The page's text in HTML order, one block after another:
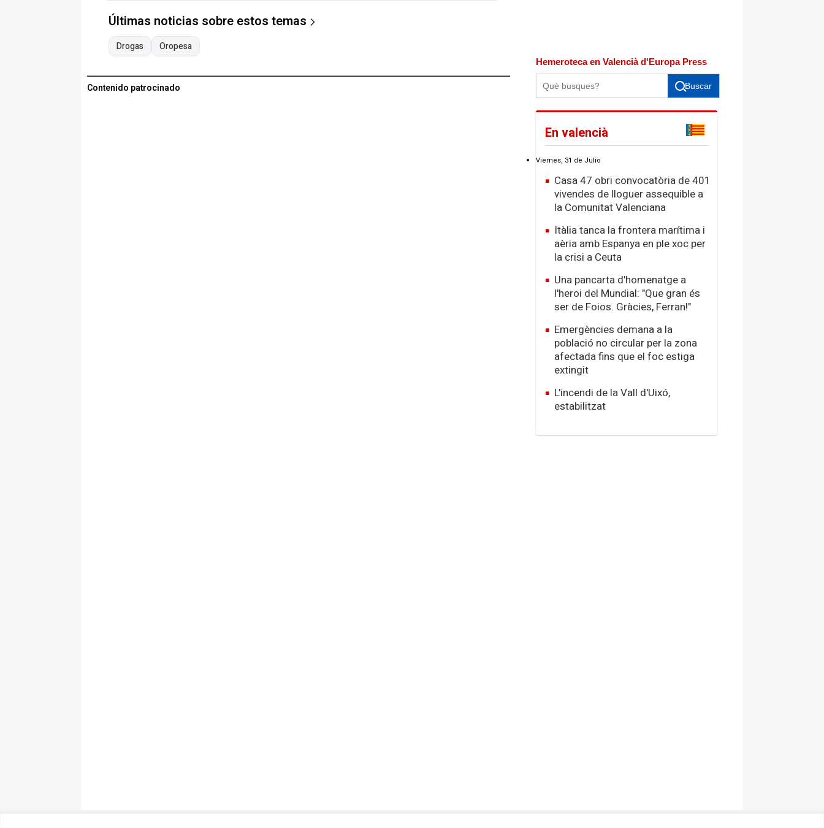
Últimas noticias sobre estos temas
Drogas Oropesa
Contenido patrocinado
Hemeroteca en Valencià d'Europa Press
Buscar
En valencià
Viernes, 31 de Julio
Casa 47 obri convocatòria de 401
vivendes de lloguer assequible a
la Comunitat Valenciana
Itàlia tanca la frontera marítima i
aèria amb Espanya en ple xoc per
la crisi a Ceuta
Una pancarta d'homenatge a
l'heroi del Mundial: "Que gran és
ser de Foios. Gràcies, Ferran!"
Emergències demana a la
població no circular per la zona
afectada fins que el foc estiga
extingit
L'incendi de la Vall d'Uixó,
estabilitzat